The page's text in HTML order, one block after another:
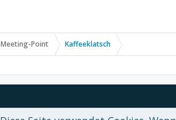
Meeting-Point Kaffeeklatsch